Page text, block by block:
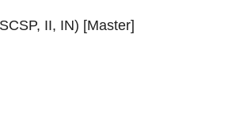
II, IN) [Master]